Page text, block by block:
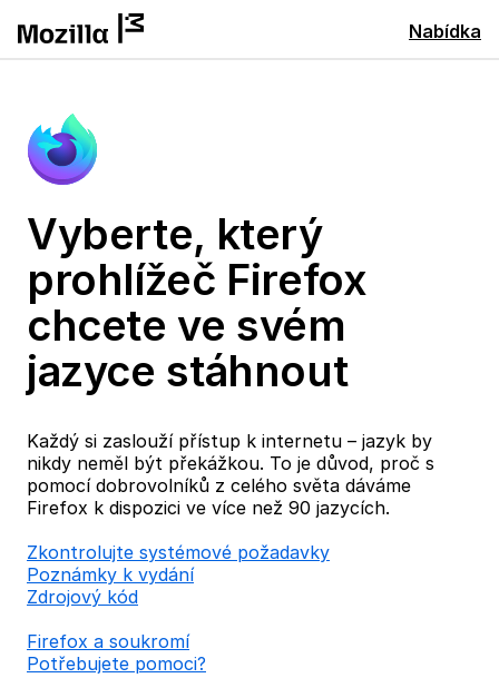
Nabídka
Vyberte, který
prohlížeč Firefox
chcete ve svém
jazyce stáhnout
Každý si zaslouží přístup k internetu – jazyk by
nikdy neměl být překážkou. To je důvod, proč s
pomocí dobrovolníků z celého světa dáváme
Firefox k dispozici ve více než 90 jazycích.
Zkontrolujte systémové požadavky
Poznámky k vydání
Zdrojový kód
Firefox a soukromí
Potřebujete pomoci?